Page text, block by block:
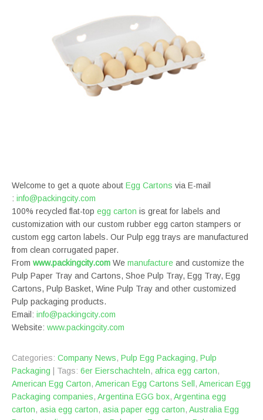
Welcome to get a quote about Egg Cartons via E-mail
: info@packingcity.com
100% recycled flat-top egg carton is great for labels and
customization with our custom rubber egg carton stampers or
custom egg carton labels. Our Pulp egg trays are manufactured
from clean corrugated paper.
From www.packingcity.com We manufacture and customize the
Pulp Paper Tray and Cartons, Shoe Pulp Tray, Egg Tray, Egg
Cartons, Pulp Basket, Wine Pulp Tray and other customized
Pulp packaging products.
Email: info@packingcity.com
Website: www.packingcity.com
Categories: Company News, Pulp Egg Packaging, Pulp
Packaging
| Tags: ‎6er Eierschachteln, africa egg carton,
American Egg Carton, American Egg Cartons Sell , American Egg
Packaging companies, Argentina EGG box, Argentina egg
carton, asia egg carton, asia paper egg carton, Australia Egg